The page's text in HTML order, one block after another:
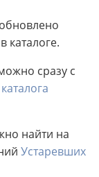
каталоге.
сразу с
найти на
Устаревших